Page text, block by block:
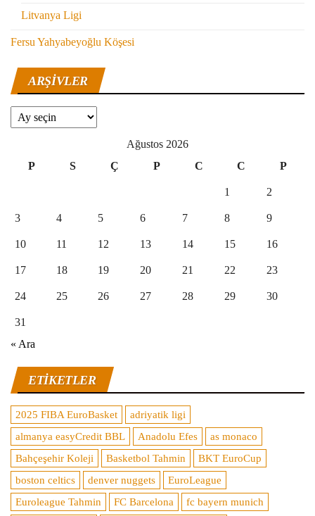
Litvanya Ligi
Fersu Yahyabeyoğlu Köşesi
ARŞIVLER
Arşivler
Ağustos 2026
P
S Ç P C C P
1 2
3 4 5 6 7 8 9
10 11 12 13 14 15 16
17 18 19 20 21 22 23
24 25 26 27 28 29 30
31
« Ara
ETIKETLER
2025 FIBA EuroBasket
adriyatik ligi
almanya easyCredit BBL
Anadolu Efes
as monaco
Bahçeşehir Koleji
Basketbol Tahmin
BKT EuroCup
boston celtics
denver nuggets
EuroLeague
Euroleague Tahmin
FC Barcelona
fc bayern munich